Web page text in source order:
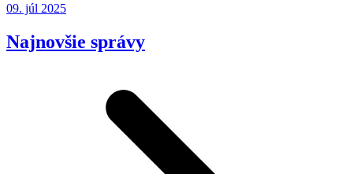
09. júl 2025
Najnovšie správy